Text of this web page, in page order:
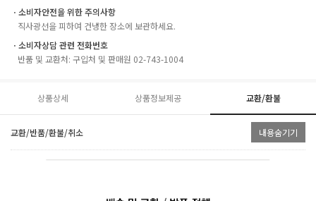
ㆍ소비자안전을 위한 주의사항
직사광선을 피하여 건냉한 장소에 보관하세요.
ㆍ소비자상담 관련 전화번호
반품 및 교환처: 구입처 및 판매원 02-743-1004
상품상세 상품정보제공 교환/환불
교환/반품/환불/취소 내용숨기기